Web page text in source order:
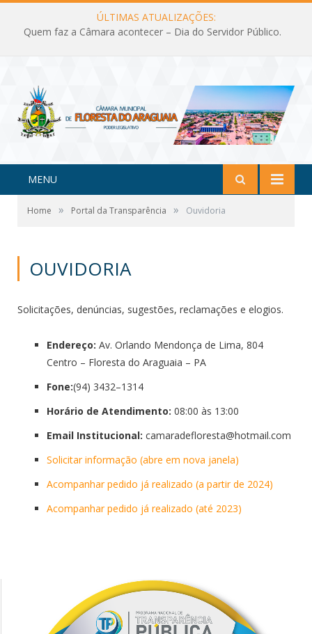
ÚLTIMAS ATUALIZAÇÕES:
Quem faz a Câmara acontecer – Dia do Servidor Público.
MENU
Home » Portal da Transparência » Ouvidoria
OUVIDORIA
Solicitações, denúncias, sugestões, reclamações e elogios.
Endereço: Av. Orlando Mendonça de Lima, 804
Centro – Floresta do Araguaia – PA
Fone:(94) 3432–1314
Horário de Atendimento: 08:00 às 13:00
Email Institucional: camaradefloresta@hotmail.com
Solicitar informação (abre em nova janela)
Acompanhar pedido já realizado (a partir de 2024)
Acompanhar pedido já realizado (até 2023)